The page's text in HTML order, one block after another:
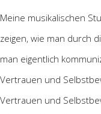
Meine musikalischen
zeigen, wie man durch
man eigentlich
Vertrauen und
Vertrauen und